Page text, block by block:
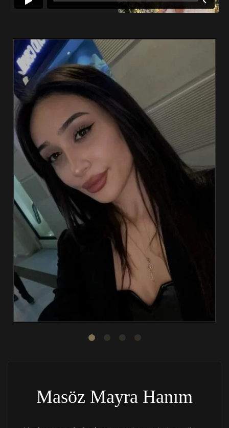
Masöz Mayra Hanım